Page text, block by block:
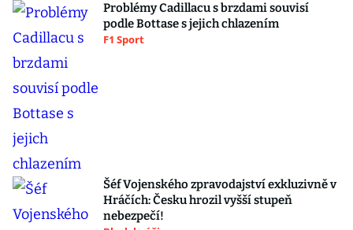
Problémy Cadillacu s brzdami souvisí
podle Bottase s jejich chlazením
F1 Sport
Šéf Vojenského zpravodajství exkluzivně v
Hráčích: Česku hrozil vyšší stupeň
nebezpečí!